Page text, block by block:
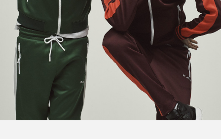
TAG LIST タグ一覧
ChatGPT
Instagram